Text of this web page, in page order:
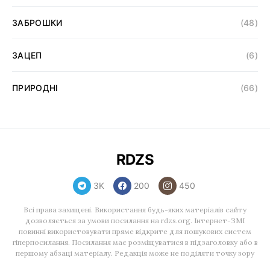
ЗАБРОШКИ (48)
ЗАЦЕП (6)
ПРИРОДНІ (66)
RDZS
3K 200 450
Всі права захищені. Використання будь-яких матеріалів сайту
дозволяється за умови посилання на rdzs.org. Інтернет-ЗМІ
повинні використовувати пряме відкрите для пошукових систем
гіперпосилання. Посилання має розміщуватися в підзаголовку або в
першому абзаці матеріалу. Редакція може не поділяти точку зору